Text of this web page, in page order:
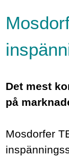
Det mest
på
Mosdorfer